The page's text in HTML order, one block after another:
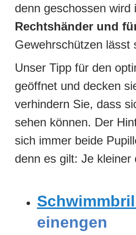
denn geschossen
Rechtshänder und
Gewehrschützen lässt
Unser Tipp für den
geöffnet und decken
verhindern Sie, dass
sehen können. Der
sich immer beide
denn es gilt: Je
einengen